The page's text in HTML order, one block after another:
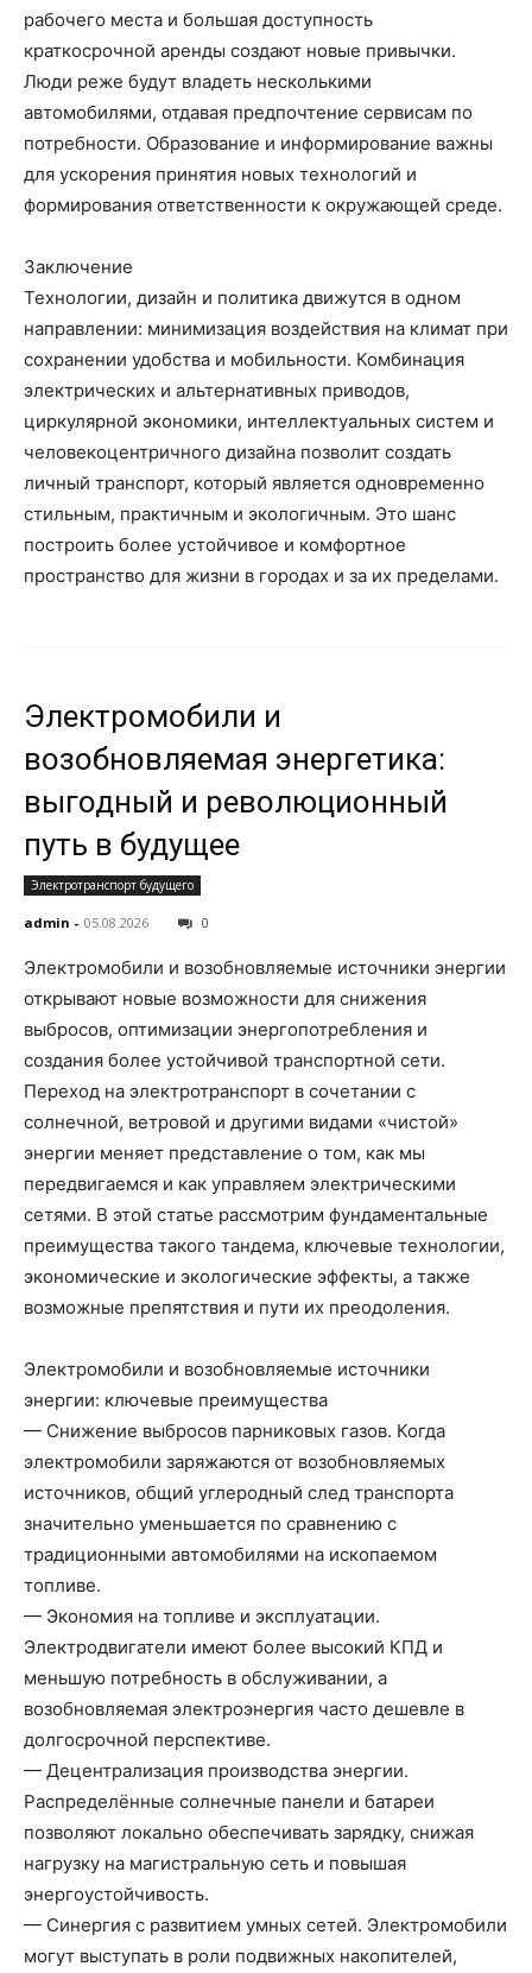
рабочего места и большая доступность
краткосрочной аренды создают новые привычки.
Люди реже будут владеть несколькими
автомобилями, отдавая предпочтение сервисам по
потребности. Образование и информирование важны
для ускорения принятия новых технологий и
формирования ответственности к окружающей среде.
Заключение
Технологии, дизайн и политика движутся в одном
направлении: минимизация воздействия на климат при
сохранении удобства и мобильности. Комбинация
электрических и альтернативных приводов,
циркулярной экономики, интеллектуальных систем и
человекоцентричного дизайна позволит создать
личный транспорт, который является одновременно
стильным, практичным и экологичным. Это шанс
построить более устойчивое и комфортное
пространство для жизни в городах и за их пределами.
Электромобили и
возобновляемая энергетика:
выгодный и революционный
путь в будущее
Электротранспорт будущего
admin - 05.08.2026 0
Электромобили и возобновляемые источники энергии
открывают новые возможности для снижения
выбросов, оптимизации энергопотребления и
создания более устойчивой транспортной сети.
Переход на электротранспорт в сочетании с
солнечной, ветровой и другими видами «чистой»
энергии меняет представление о том, как мы
передвигаемся и как управляем электрическими
сетями. В этой статье рассмотрим фундаментальные
преимущества такого тандема, ключевые технологии,
экономические и экологические эффекты, а также
возможные препятствия и пути их преодоления.
Электромобили и возобновляемые источники
энергии: ключевые преимущества
— Снижение выбросов парниковых газов. Когда
электромобили заряжаются от возобновляемых
источников, общий углеродный след транспорта
значительно уменьшается по сравнению с
традиционными автомобилями на ископаемом
топливе.
— Экономия на топливе и эксплуатации.
Электродвигатели имеют более высокий КПД и
меньшую потребность в обслуживании, а
возобновляемая электроэнергия часто дешевле в
долгосрочной перспективе.
— Децентрализация производства энергии.
Распределённые солнечные панели и батареи
позволяют локально обеспечивать зарядку, снижая
нагрузку на магистральную сеть и повышая
энергоустойчивость.
— Синергия с развитием умных сетей. Электромобили
могут выступать в роли подвижных накопителей,